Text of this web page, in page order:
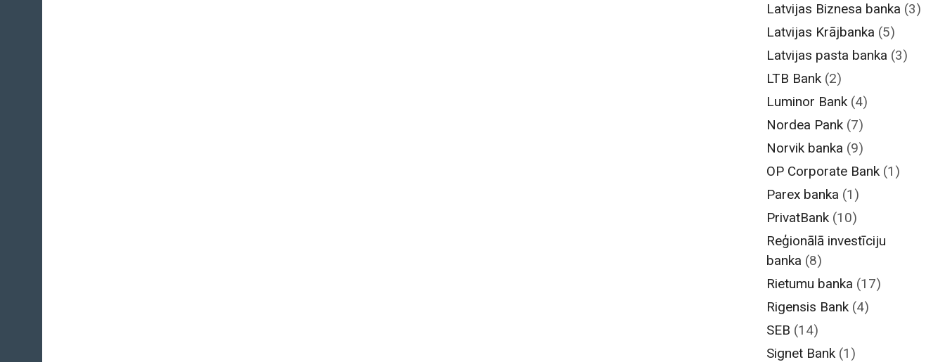
Latvijas Biznesa banka (3)
Latvijas Krājbanka (5)
Latvijas pasta banka (3)
LTB Bank (2)
Luminor Bank (4)
Nordea Pank (7)
Norvik banka (9)
OP Corporate Bank (1)
Parex banka (1)
PrivatBank (10)
Reģionālā investīciju
banka (8)
Rietumu banka (17)
Rigensis Bank (4)
SEB (14)
Signet Bank (1)